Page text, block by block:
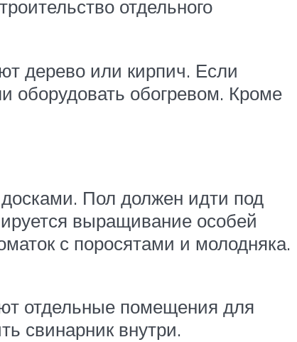
отдельного
дерево или кирпич. Если
оборудовать обогревом. Кроме
Пол должен идти под
выращивание особей
с поросятами и молодняка.
отдельные помещения для
свинарник внутри.